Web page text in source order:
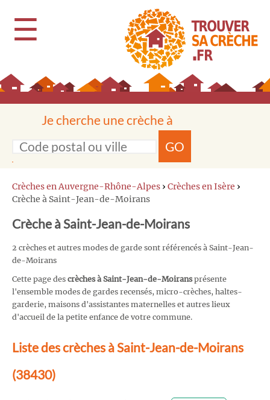
☰
Je cherche une crèche à
GO
Crèches en Auvergne-Rhône-Alpes › Crèches en Isère ›
Crèche à Saint-Jean-de-Moirans
Crèche à Saint-Jean-de-Moirans
2 crèches et autres modes de garde sont référencés à Saint-Jean-
de-Moirans
Cette page des crèches à Saint-Jean-de-Moiransprésente
l'ensemble modes de gardes recensés, micro-crèches, haltes-
garderie, maisons d'assistantes maternelles et autres lieux
d'accueil de la petite enfance de votre commune.
Liste des crèches à Saint-Jean-de-Moirans
(38430)